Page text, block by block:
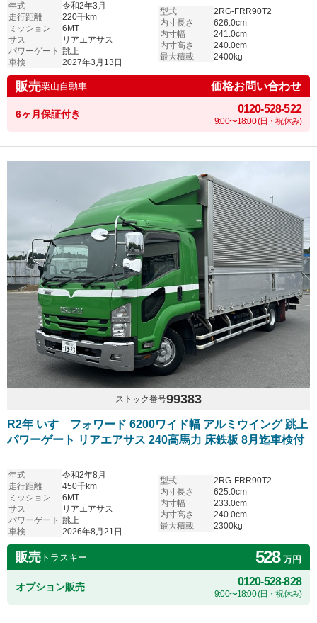
年式
令和2年3月
走行距離
220千km
ミッション
6MT
サス
リアエアサス
パワーゲート 跳上
車検
2027年3月13日
型式
2RG-FRR90T2
内寸長さ
626.0cm
内寸幅
241.0cm
内寸高さ
240.0cm
最大積載
2400kg
販売栗山自動車 価格お問い合わせ
6ヶ月保証付き 0120-528-522
9:00〜18:00 (日・祝休み)
ストック番号99383
R2年 いすゞフォワード 6200ワイド幅 アルミウイング 跳上
パワーゲート リアエアサス 240高馬力 床鉄板 8月迄車検付
年式
令和2年8月
走行距離
450千km
ミッション
6MT
サス
リアエアサス
パワーゲート 跳上
車検
2026年8月21日
型式
2RG-FRR90T2
内寸長さ
625.0cm
内寸幅
233.0cm
内寸高さ
240.0cm
最大積載
2300kg
販売 トラスキー 528万円
オプション販売 0120-528-828
9:00〜18:00 (日・祝休み)